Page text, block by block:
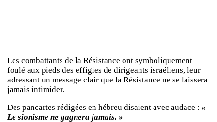
Les combattants de la Résistance ont symboliquement
foulé aux pieds des effigies de dirigeants israéliens, leur
adressant un message clair que la Résistance ne se laissera
jamais intimider.
Des pancartes rédigées en hébreu disaient avec audace : «
Le sionisme ne gagnera jamais. »